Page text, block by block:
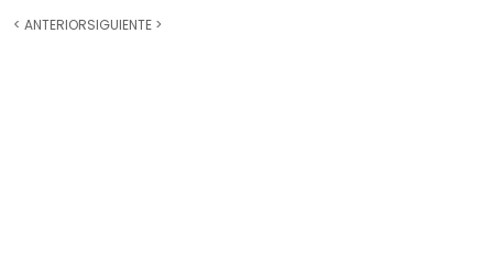
< ANTERIORSIGUIENTE >